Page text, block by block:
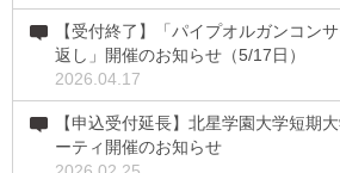
【受付終了】「パイプオルガンコン
返し」開催のお知らせ（5/17日）
2026.04.17
【申込受付延長】北星学園大学短期
ーティ開催のお知らせ